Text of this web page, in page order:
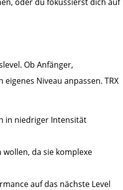
Ob Anfänger,
Niveau anpassen. TRX
in niedriger Intensität
da sie komplexe
auf das nächste Level